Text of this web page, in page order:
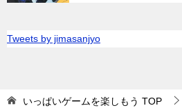
Tweets by jimasanjyo
いっぱいゲームを楽しもう TOP